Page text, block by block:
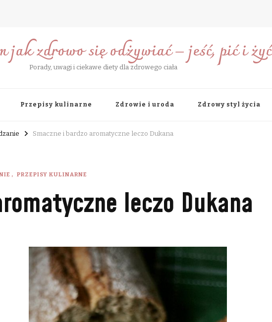
jak zdrowo się odżywiać – jeść, pić i żyć
Porady, uwagi i ciekawe diety dla zdrowego ciała
Przepisy kulinarne Zdrowie i uroda Zdrowy styl życia
Smaczne i bardzo aromatyczne leczo Dukana
PRZEPISY KULINARNE
leczo Dukana